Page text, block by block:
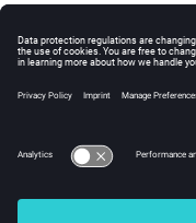
© 2025 Altair